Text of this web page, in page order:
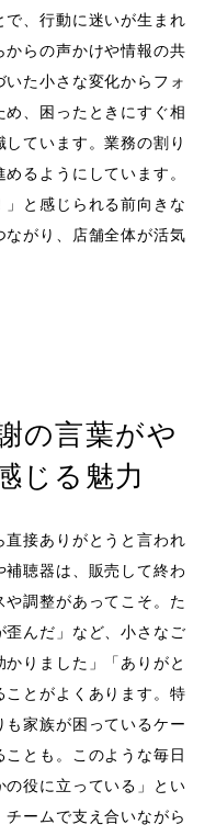
、行動に迷いが生まれ
からの声かけや情報の共
た小さな変化からフォ
め、困ったときにすぐ相
ています。業務の割り
るようにしています。
と感じられる前向きな
がり、店舗全体が活気
の言葉がや
じる魅力
直接ありがとうと言われ
聴器は、販売して終わ
や調整があってこそ。た
歪んだ」など、小さなご
りました」「ありがと
ことがよくあります。特
家族が困っているケー
とも。このような毎日
役に立っている」とい
ームで支え合いながら